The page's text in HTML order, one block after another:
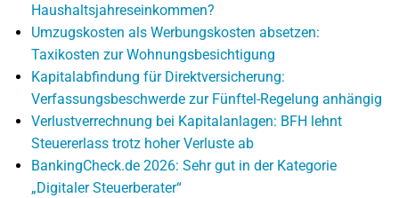
Haushaltsjahreseinkommen?
Umzugskosten als Werbungskosten absetzen:
Taxikosten zur Wohnungsbesichtigung
Kapitalabfindung für Direktversicherung:
Verfassungsbeschwerde zur Fünftel-Regelung anhängig
Verlustverrechnung bei Kapitalanlagen: BFH lehnt
Steuererlass trotz hoher Verluste ab
BankingCheck.de 2026: Sehr gut in der Kategorie
„Digitaler Steuerberater“